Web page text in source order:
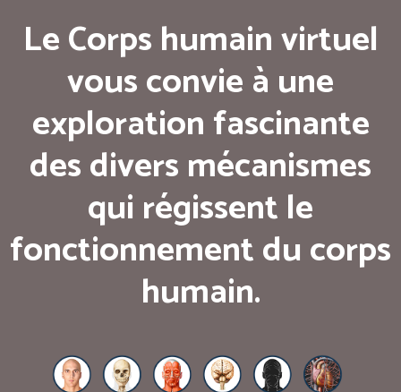
Le Corps humain virtuel
vous convie à une
exploration fascinante
des divers mécanismes
qui régissent le
fonctionnement du corps
humain.